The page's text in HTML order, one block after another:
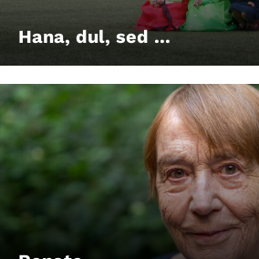
Suche
Hana, dul, sed ...